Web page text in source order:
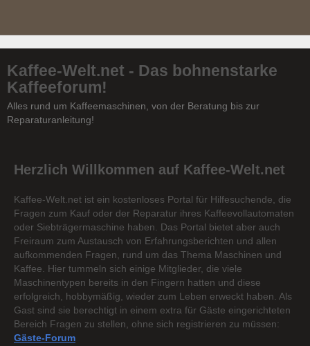
Kaffee-Welt.net - Das bohnenstarke
Kaffeeforum!
Alles rund um Kaffeemaschinen, von der Beratung bis zur
Reparaturanleitung!
Herzlich Willkommen auf Kaffee-Welt.net
Kaffee-Welt.net ist ein kostenloses Portal für Hilfesuchende, die
Fragen zum Kauf oder der Reparatur ihres Kaffeevollautomaten
oder Siebträgermaschine haben. Das Portal bietet aber auch
Freiraum zum Austausch von Erfahrungsberichten und allen
aufkommenden Fragen, rund um das Thema Maschinen und
Kaffee. Hier tummeln sich einige Mitglieder, die viele
Maschinentypen bereits in den Fingern hatten und diese
erfolgreich, hobbymäßig, wieder zum Leben erweckt haben. Als
Gast sind sie berechtigt in einem extra für Gäste eingerichteten
Bereich Fragen zu stellen, ohne sich registrieren zu müssen:
Gäste-Forum